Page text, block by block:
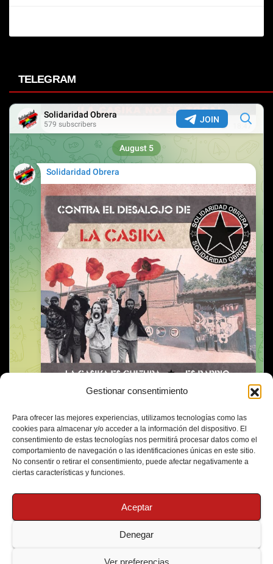
Gestionar consentimiento
Para ofrecer las mejores experiencias, utilizamos tecnologías como las
cookies para almacenar y/o acceder a la información del dispositivo. El
consentimiento de estas tecnologías nos permitirá procesar datos como el
comportamiento de navegación o las identificaciones únicas en este sitio.
No consentir o retirar el consentimiento, puede afectar negativamente a
ciertas características y funciones.
Aceptar
Denegar
Ver preferencias
TELEGRAM